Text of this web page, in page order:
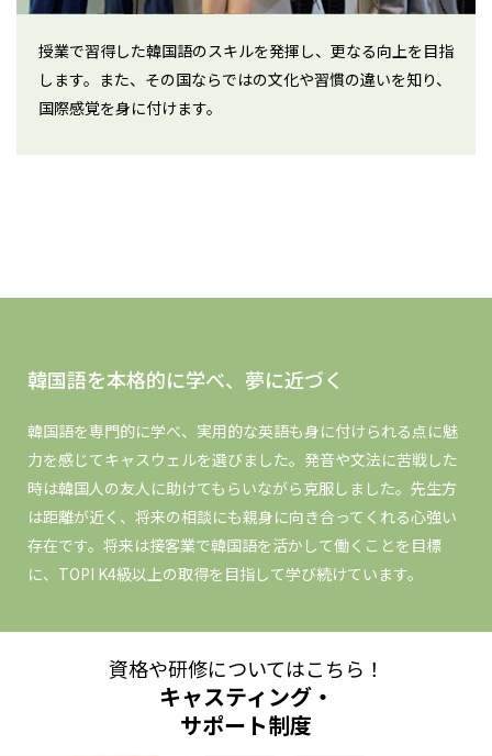
授業で習得した韓国語のスキルを発揮し、更なる向上を目指
します。また、その国ならではの文化や習慣の違いを知り、
国際感覚を身に付けます。
韓国語を本格的に学べ、夢に近づく
韓国語を専門的に学べ、実用的な英語も身に付けられる点に魅
力を感じてキャスウェルを選びました。発音や文法に苦戦した
時は韓国人の友人に助けてもらいながら克服しました。先生方
は距離が近く、将来の相談にも親身に向き合ってくれる心強い
存在です。将来は接客業で韓国語を活かして働くことを目標
に、TOPI K4級以上の取得を目指して学び続けています。
資格や研修についてはこちら！
キャスティング・
サポート制度